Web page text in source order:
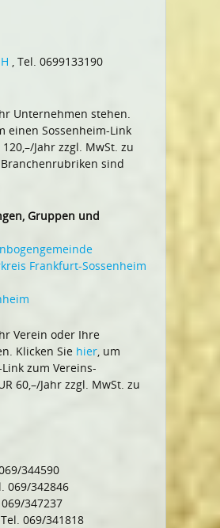
, Tel. 0699133190
Unternehmen stehen.
einen Sossenheim-Link
Jahr zzgl. MwSt. zu
sind
Gruppen und
Frankfurt-Sossenheim
Verein oder Ihre
Klicken Sie hier, um
zum Vereins-
60,–/Jahr zzgl. MwSt. zu
344590
069/342846
347237
069/341818